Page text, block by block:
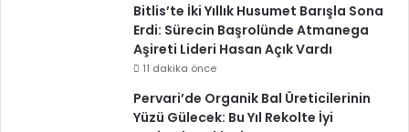
Bitlis’te İki Yıllık Husumet Barışla Sona
Erdi: Sürecin Başrolünde Atmanega
Aşireti Lideri Hasan Açık Vardı
11 dakika önce
Pervari’de Organik Bal Üreticilerinin
Yüzü Gülecek: Bu Yıl Rekolte İyi